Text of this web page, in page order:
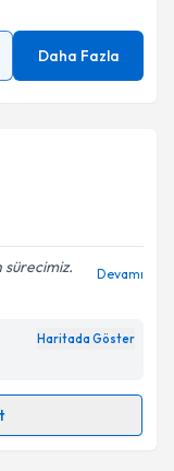
Daha Fazla
sürecimiz.
Devamı
Haritada Göster